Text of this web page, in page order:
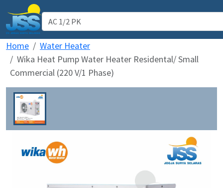
Home
Water Heater
Wika Heat Pump Water Heater Residental/ Small
Commercial (220 V/1 Phase)
AC Daikin
WIKA Water Heater
Pipa PPR ATP TORO
Service Support
CS WIKA WH & AC Daikin